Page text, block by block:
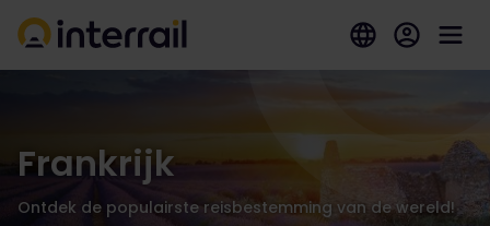
Frankrijk
Ontdek de populairste reisbestemming van de wereld!